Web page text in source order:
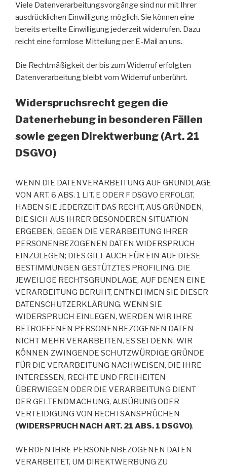
Viele Datenverarbeitungsvorgänge sind nur mit Ihrer
ausdrücklichen Einwilligung möglich. Sie können eine
bereits erteilte Einwilligung jederzeit widerrufen. Dazu
reicht eine formlose Mitteilung per E-Mail an uns.
Die Rechtmäßigkeit der bis zum Widerruf erfolgten
Datenverarbeitung bleibt vom Widerruf unberührt.
Widerspruchsrecht gegen die
Datenerhebung in besonderen Fällen
sowie gegen Direktwerbung (Art. 21
DSGVO)
WENN DIE DATENVERARBEITUNG AUF GRUNDLAGE
VON ART. 6 ABS. 1 LIT. E ODER F DSGVO ERFOLGT,
HABEN SIE JEDERZEIT DAS RECHT, AUS GRÜNDEN,
DIE SICH AUS IHRER BESONDEREN SITUATION
ERGEBEN, GEGEN DIE VERARBEITUNG IHRER
PERSONENBEZOGENEN DATEN WIDERSPRUCH
EINZULEGEN; DIES GILT AUCH FÜR EIN AUF DIESE
BESTIMMUNGEN GESTÜTZTES PROFILING. DIE
JEWEILIGE RECHTSGRUNDLAGE, AUF DENEN EINE
VERARBEITUNG BERUHT, ENTNEHMEN SIE DIESER
DATENSCHUTZERKLÄRUNG. WENN SIE
WIDERSPRUCH EINLEGEN, WERDEN WIR IHRE
BETROFFENEN PERSONENBEZOGENEN DATEN
NICHT MEHR VERARBEITEN, ES SEI DENN, WIR
KÖNNEN ZWINGENDE SCHUTZWÜRDIGE GRÜNDE
FÜR DIE VERARBEITUNG NACHWEISEN, DIE IHRE
INTERESSEN, RECHTE UND FREIHEITEN
ÜBERWIEGEN ODER DIE VERARBEITUNG DIENT
DER GELTENDMACHUNG, AUSÜBUNG ODER
VERTEIDIGUNG VON RECHTSANSPRÜCHEN
(WIDERSPRUCH NACH ART. 21 ABS. 1 DSGVO).
WERDEN IHRE PERSONENBEZOGENEN DATEN
VERARBEITET, UM DIREKTWERBUNG ZU